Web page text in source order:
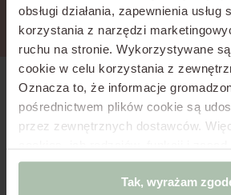
obsługi działania, zapewnienia usług
korzystania z narzędzi
ruchu na stronie. Wykorzystywane
cookie w celu korzystania z
Oznacza to, że informacje
pośrednictwem plików cookie są
przez zewnętrznych dostawców.
infrastruktury w Polityce Cookies
Jeśli korzystasz z
Tak, wyrażam
Przerwa